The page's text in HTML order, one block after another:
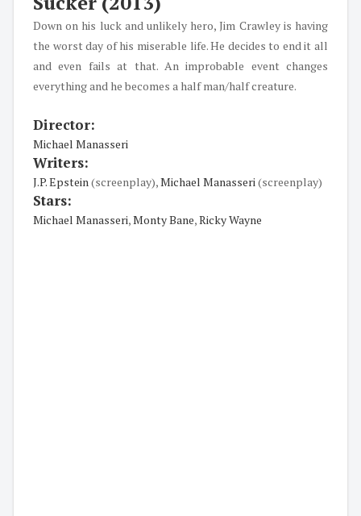
Down on his luck and unlikely hero, Jim Crawley is having
the worst day of his miserable life. He decides to end it all
and even fails at that. An improbable event changes
everything and he becomes a half man/half creature.
Director:
Michael Manasseri
Writers:
J.P. Epstein(screenplay),Michael Manasseri(screenplay)
Stars:
Michael Manasseri,Monty Bane,Ricky Wayne